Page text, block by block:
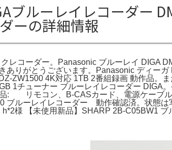
ブルーレイレコーダー
ーの詳細情報
レコーダー。Panasonic ブルーレイ DIGA
ありがとうございます。Panasonic ディー
ZW1500 4K対応 1TB 2番組録画 動作品。
1チューナー ブルーレイレコーダー
リモコン、B-CASカード、電源ケーブル-
ブルーレイレコーダー 動作確認済。状態
様 【未使用新品】SHARP 2B-C05BW1 ブ